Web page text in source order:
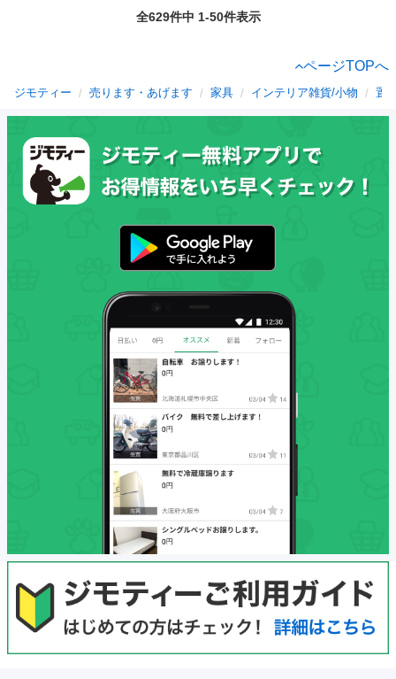
全629件中 1-50件表示
ページTOPへ
ジモティー 売ります・あげます 家具 インテリア雑貨/小物 置